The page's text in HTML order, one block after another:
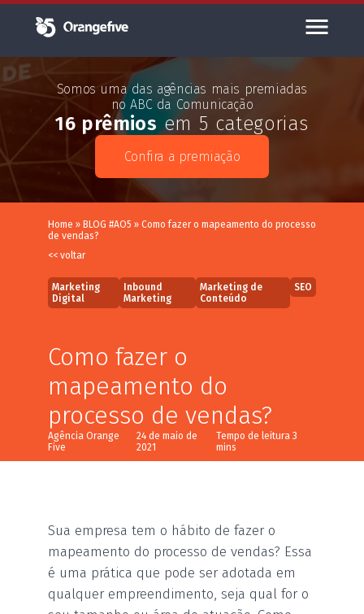
Somos uma das agências mais premiadas
no ABC da Comunicação
16 prêmios em 5 categorias
Confira a premiação
Home » BLOG #AO5 » Como fazer o mapeamento do processo
de vendas?
<< voltar
Marketing
Digital
Inbound
Marketing
Marketing de
Conteúdo
SEO
Como fazer o
mapeamento do
processo de vendas?
Agência Orange
Five
24 de maio de
2021
Sua empresa tem o hábito de fazer o
mapeamento do processo de vendas? Essa
é uma prática que pode ser adotada em
qualquer empreendimento, seja qual for o